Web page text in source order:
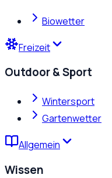
Biowetter
Freizeit
Outdoor & Sport
Wintersport
Gartenwetter
Allgemein
Wissen